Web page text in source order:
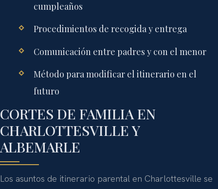
cumpleaños
Procedimientos de recogida y entrega
Comunicación entre padres y con el menor
Método para modificar el itinerario en el
futuro
CORTES DE FAMILIA EN
CHARLOTTESVILLE Y
ALBEMARLE
Los asuntos de itinerario parental en Charlottesville se